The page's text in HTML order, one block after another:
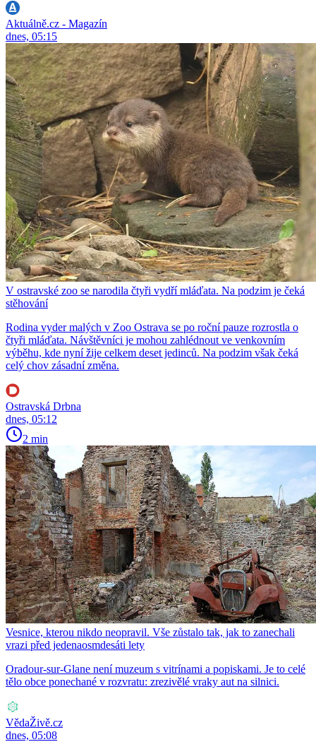
Aktuálně.cz - Magazín
dnes, 05:15
V ostravské zoo se narodila čtyři vydří mláďata. Na podzim je čeká
stěhování
Rodina vyder malých v Zoo Ostrava se po roční pauze rozrostla o
čtyři mláďata. Návštěvníci je mohou zahlédnout ve venkovním
výběhu, kde nyní žije celkem deset jedinců. Na podzim však čeká
celý chov zásadní změna.
Ostravská Drbna
dnes, 05:12
2 min
Vesnice, kterou nikdo neopravil. Vše zůstalo tak, jak to zanechali
vrazi před jedenaosmdesáti lety
Oradour-sur-Glane není muzeum s vitrínami a popiskami. Je to celé
tělo obce ponechané v rozvratu: zrezivělé vraky aut na silnici.
VědaŽivě.cz
dnes, 05:08